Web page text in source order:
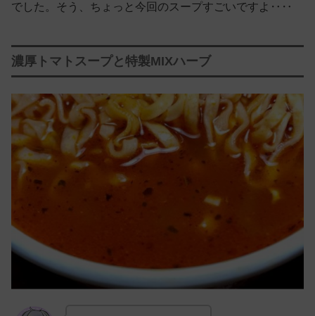
でした。そう、ちょっと今回のスープすごいですよ‥‥
濃厚トマトスープと特製MIXハーブ